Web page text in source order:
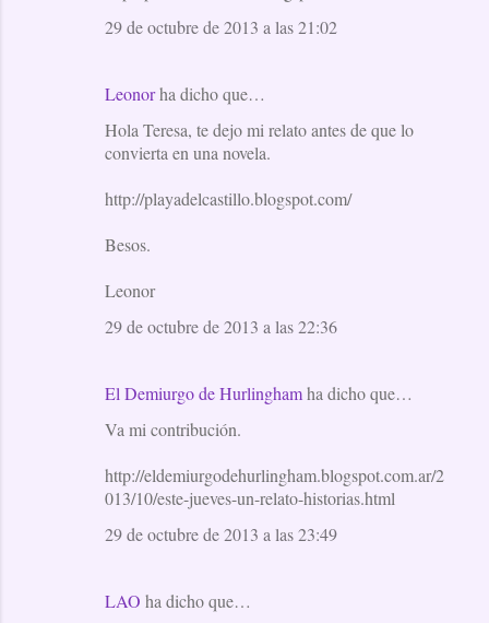
29 de octubre de 2013 a las 21:02
Leonorha dicho que…
Hola Teresa, te dejo mi relato antes de que lo
convierta en una novela.
http://playadelcastillo.blogspot.com/
Besos.
Leonor
29 de octubre de 2013 a las 22:36
El Demiurgo de Hurlinghamha dicho que…
Va mi contribución.
http://eldemiurgodehurlingham.blogspot.com.ar/2
013/10/este-jueves-un-relato-historias.html
29 de octubre de 2013 a las 23:49
LAO ha dicho que…